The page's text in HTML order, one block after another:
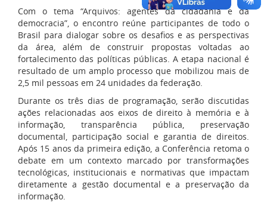
Com o tema “Arquivos: agentes da cidadania e da
democracia”, o encontro reúne participantes de todo o
Brasil para dialogar sobre os desafios e as perspectivas
da área, além de construir propostas voltadas ao
fortalecimento das políticas públicas. A etapa nacional é
resultado de um amplo processo que mobilizou mais de
2,5 mil pessoas em 24 unidades da federação.
Durante os três dias de programação, serão discutidas
ações relacionadas aos eixos de direito à memória e à
informação, transparência pública, preservação
documental, participação social e garantia de direitos.
Após 15 anos da primeira edição, a Conferência retoma o
debate em um contexto marcado por transformações
tecnológicas, institucionais e normativas que impactam
diretamente a gestão documental e a preservação da
informação.